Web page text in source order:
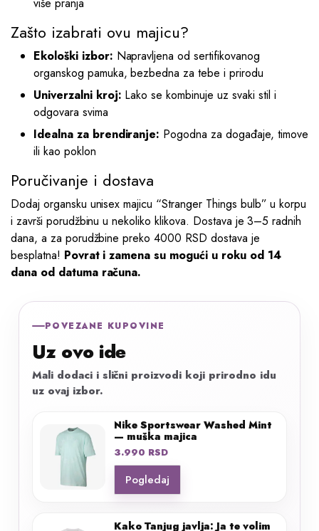
Zašto izabrati ovu majicu?
Ekološki izbor: Napravljena od sertifikovanog
organskog pamuka, bezbedna za tebe i prirodu
Univerzalni kroj: Lako se kombinuje uz svaki stil i
odgovara svima
Idealna za brendiranje: Pogodna za događaje, timove
ili kao poklon
Poručivanje i dostava
Dodaj organsku unisex majicu “Stranger Things bulb” u korpu
i završi porudžbinu u nekoliko klikova. Dostava je 3–5 radnih
dana, a za porudžbine preko 4000 RSD dostava je
besplatna! Povrat i zamena su mogući u roku od 14
dana od datuma računa.
POVEZANE KUPOVINE
Uz ovo ide
Mali dodaci i slični proizvodi koji prirodno idu
uz ovaj izbor.
Nike Sportswear Washed Mint
— muška majica
3.990 RSD
Pogledaj
Kako Tanjug javlja: Ja te volim